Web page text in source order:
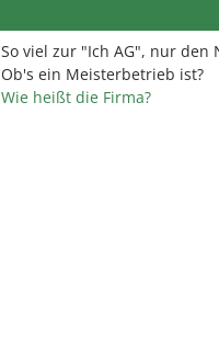
So viel zur "Ich AG", nur
Ob's ein Meisterbetrieb ist?
Wie heißt die Firma?